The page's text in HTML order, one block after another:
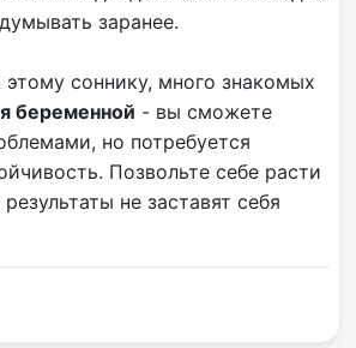
заранее.
этому соннику, много знакомых
беременной - вы сможете
но потребуется
Позвольте себе расти
не заставят себя